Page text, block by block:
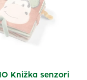
Knižka senzori